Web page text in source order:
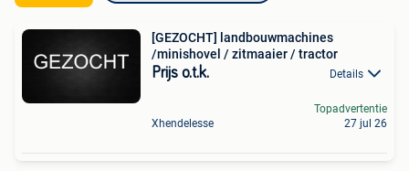
[GEZOCHT] landbouwmachines
/minishovel / zitmaaier / tractor
Prijs o.t.k. Details
Xhendelesse
Topadvertentie
27 jul 26